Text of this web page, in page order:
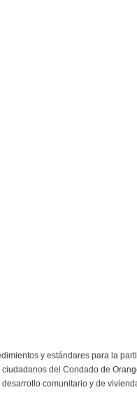
y estándares para la
del Condado de
comunitario y de